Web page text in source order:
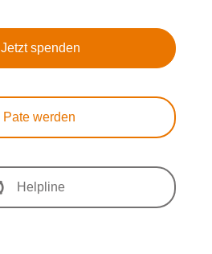
Jetzt spenden
Pate werden
Helpline